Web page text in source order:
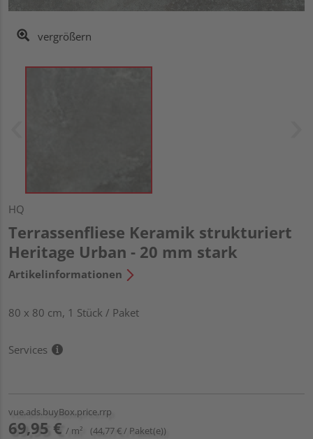
vergrößern
HQ
Terrassenfliese Keramik strukturiert
Heritage Urban - 20 mm stark
Artikelinformationen
80 x 80 cm, 1 Stück / Paket
Services
vue.ads.buyBox.price.rrp
69,95 € / m² (44,77 € / Paket(e))